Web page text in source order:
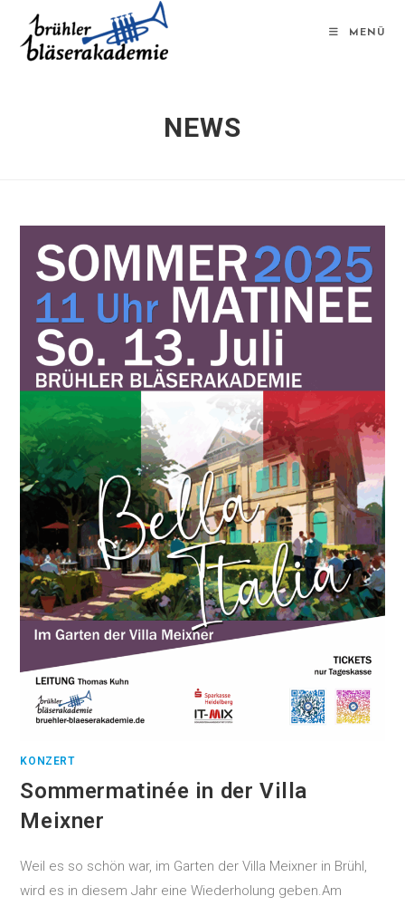
MENÜ
NEWS
KONZERT
Sommermatinée in der Villa
Meixner
Weil es so schön war, im Garten der Villa Meixner in Brühl,
wird es in diesem Jahr eine Wiederholung geben.Am